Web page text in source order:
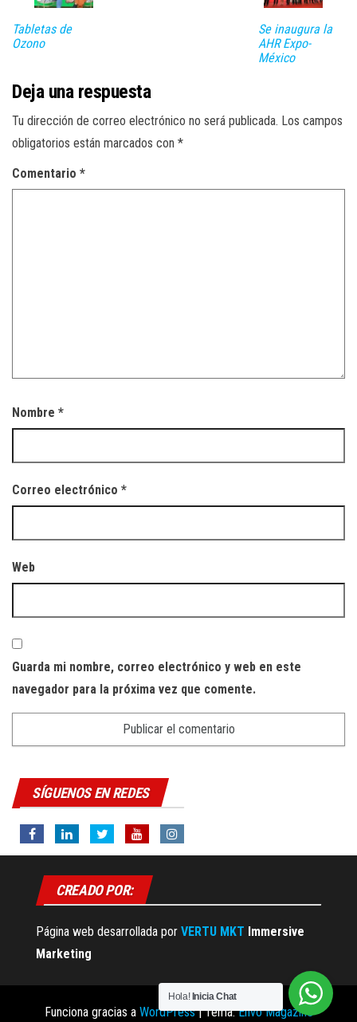
Tabletas de
Ozono
Se inaugura la
AHR Expo-
México
Deja una respuesta
Tu dirección de correo electrónico no será publicada. Los campos
obligatorios están marcados con *
Comentario *
Nombre *
Correo electrónico *
Web
Guarda mi nombre, correo electrónico y web en este
navegador para la próxima vez que comente.
SÍGUENOS EN REDES
CREADO POR:
Página web desarrollada por VERTU MKT Immersive
Marketing
Funciona gracias a WordPress |Tema:Envo Magazine
Hola! Inicia Chat